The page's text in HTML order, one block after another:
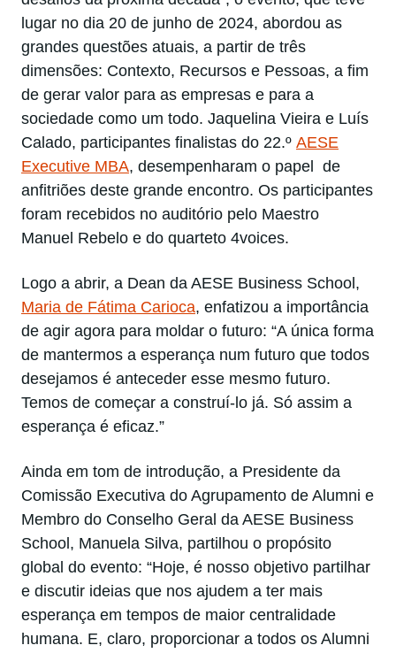
lugar no dia 20 de junho de 2024, abordou as
grandes questões atuais, a partir de três
dimensões: Contexto, Recursos e Pessoas, a fim
de gerar valor para as empresas e para a
sociedade como um todo. Jaquelina Vieira e Luís
Calado, participantes finalistas do 22.º AESE
Executive MBA, desempenharam o papel de
anfitriões deste grande encontro. Os participantes
foram recebidos no auditório pelo Maestro
Manuel Rebelo e do quarteto 4voices.
Logo a abrir, a Dean da AESE Business School,
Maria de Fátima Carioca, enfatizou a importância
de agir agora para moldar o futuro: “A única forma
de mantermos a esperança num futuro que todos
desejamos é anteceder esse mesmo futuro.
Temos de começar a construí-lo já. Só assim a
esperança é eficaz.”
Ainda em tom de introdução, a Presidente da
Comissão Executiva do Agrupamento de Alumni e
Membro do Conselho Geral da AESE Business
School, Manuela Silva, partilhou o propósito
global do evento: “Hoje, é nosso objetivo partilhar
e discutir ideias que nos ajudem a ter mais
esperança em tempos de maior centralidade
humana. E, claro, proporcionar a todos os Alumni